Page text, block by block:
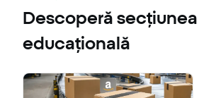
Descoperă secțiunea
educațională